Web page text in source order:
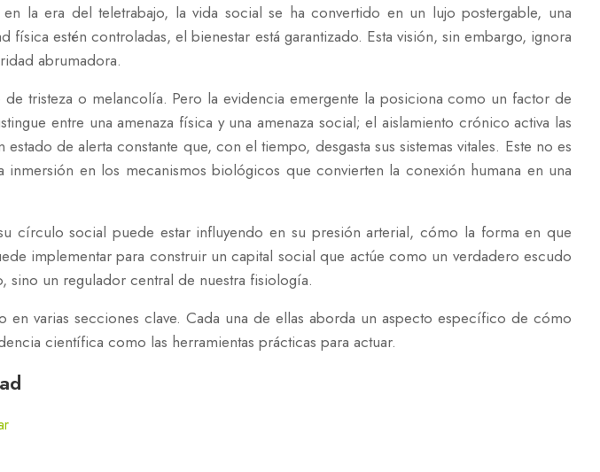
la era del teletrabajo, la vida social se ha convertido en un lujo postergable, una
estén controladas, el bienestar está garantizado. Esta visión, sin embargo, ignora
abrumadora.
tristeza o melancolía. Pero la evidencia emergente la posiciona como un factor de
entre una amenaza física y una amenaza social; el aislamiento crónico activa las
de alerta constante que, con el tiempo, desgasta sus sistemas vitales. Este no es
en los mecanismos biológicos que convierten la conexión humana en una
círculo social puede estar influyendo en su presión arterial, cómo la forma en que
implementar para construir un capital social que actúe como un verdadero escudo
un regulador central de nuestra fisiología.
varias secciones clave. Cada una de ellas aborda un aspecto específico de cómo
científica como las herramientas prácticas para actuar.